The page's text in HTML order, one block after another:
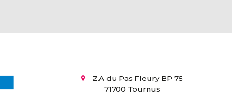
Z.A du Pas Fleury BP 75
71700 Tournus